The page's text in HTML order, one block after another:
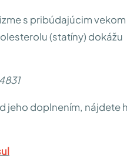
s pribúdajúcim vekom
(statíny) dokážu
jeho doplnením, nájdete